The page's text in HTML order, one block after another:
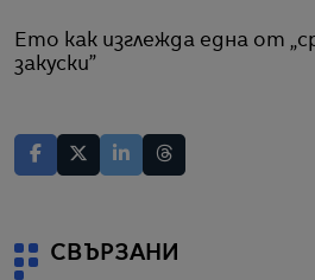
Ето как изглежда една от
закуски”
СВЪРЗАНИ